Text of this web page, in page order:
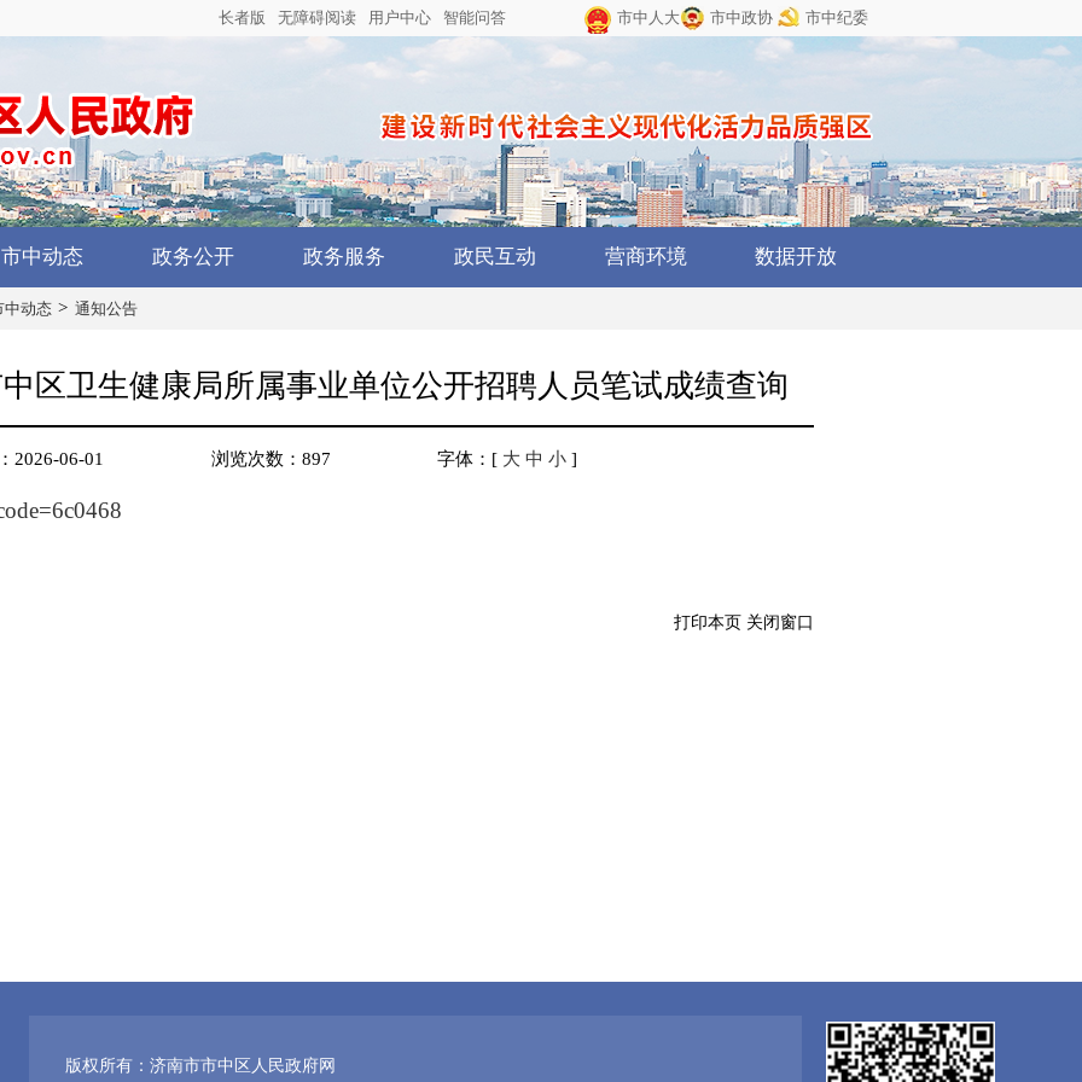
长者版 无障碍阅读 用户中心 智能问答 市中人大 市中政协 市中纪委
市中动态 政务公开 政务服务 政民互动 营商环境 数据开放
中动态 > 通知公告
区卫生健康局所属事业单位公开招聘人员笔试成绩查询
2026-06-01 浏览次数： 897 字体： [ 大 中 小 ]
打印本页 关闭窗口
版权所有：济南市市中区人民政府网